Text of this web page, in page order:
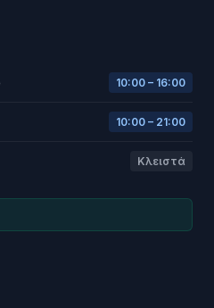
10:00 – 16:00
10:00 – 21:00
Κλειστά